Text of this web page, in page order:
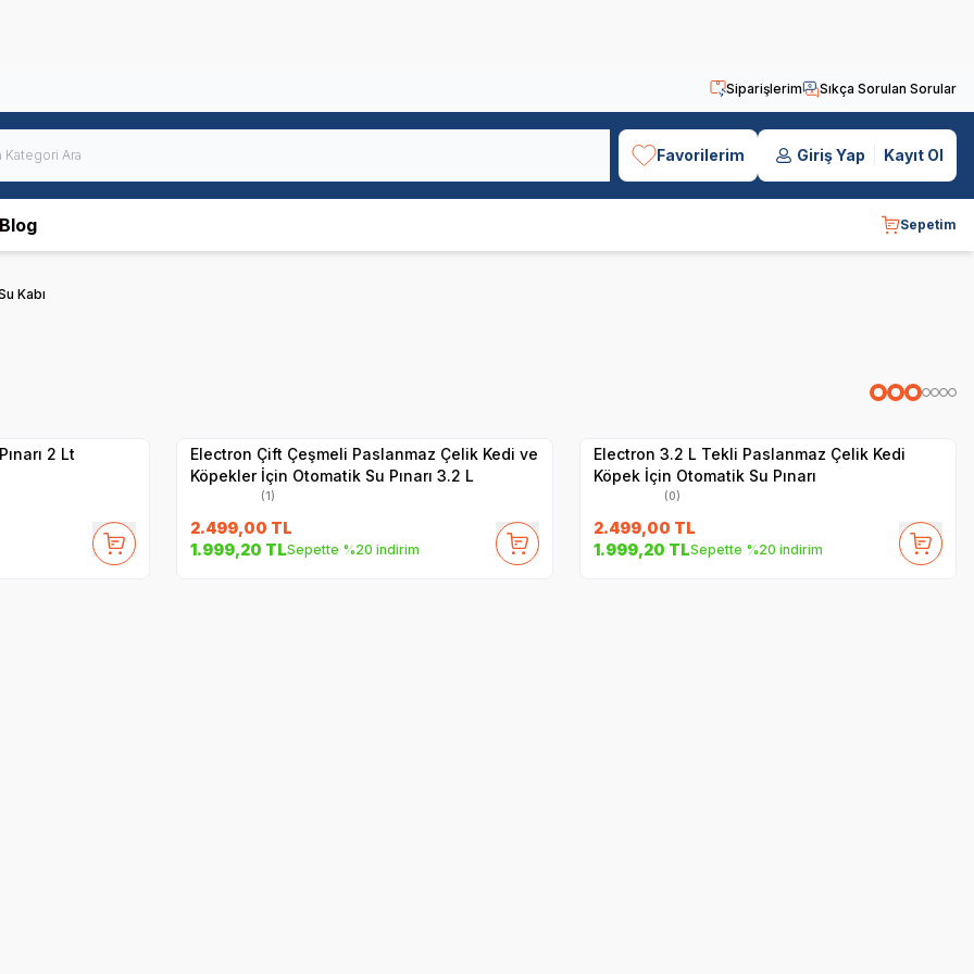
Siparişlerim Sıkça Sorulan Sorular
Favorilerim Giriş Yap Kayıt Ol
Blog Sepetim
Kabı
2 Lt
Electron Çift Çeşmeli Paslanmaz Çelik Kedi ve
Köpekler İçin Otomatik Su Pınarı 3.2 L
(1)
2.499,00 TL
1.999,20 TLSepette %20 indirim
Electron 3.2 L Tekli Paslanmaz Çelik Kedi
Köpek İçin Otomatik Su Pınarı
(0)
2.499,00 TL
1.999,20 TLSepette %20 indirim